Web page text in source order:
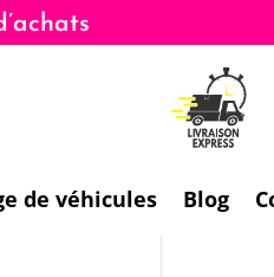
de véhicules Blog